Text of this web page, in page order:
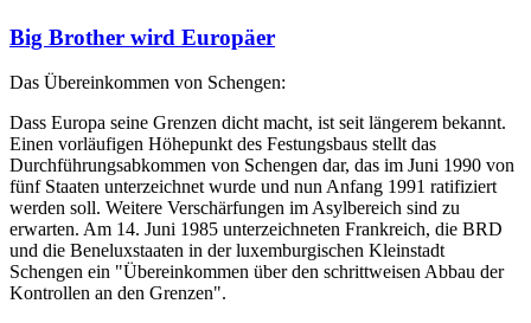
Big Brother wird Europäer
Das Übereinkommen von Schengen:
Dass Europa seine Grenzen dicht macht, ist seit längerem bekannt.
Einen vorläufigen Höhepunkt des Festungsbaus stellt das
Durchführungsabkommen von Schengen dar, das im Juni 1990 von
fünf Staaten unterzeichnet wurde und nun Anfang 1991 ratifiziert
werden soll. Weitere Verschärfungen im Asylbereich sind zu
erwarten. Am 14. Juni 1985 unterzeichneten Frankreich, die BRD
und die Beneluxstaaten in der luxemburgischen Kleinstadt
Schengen ein "Übereinkommen über den schrittweisen Abbau der
Kontrollen an den Grenzen".